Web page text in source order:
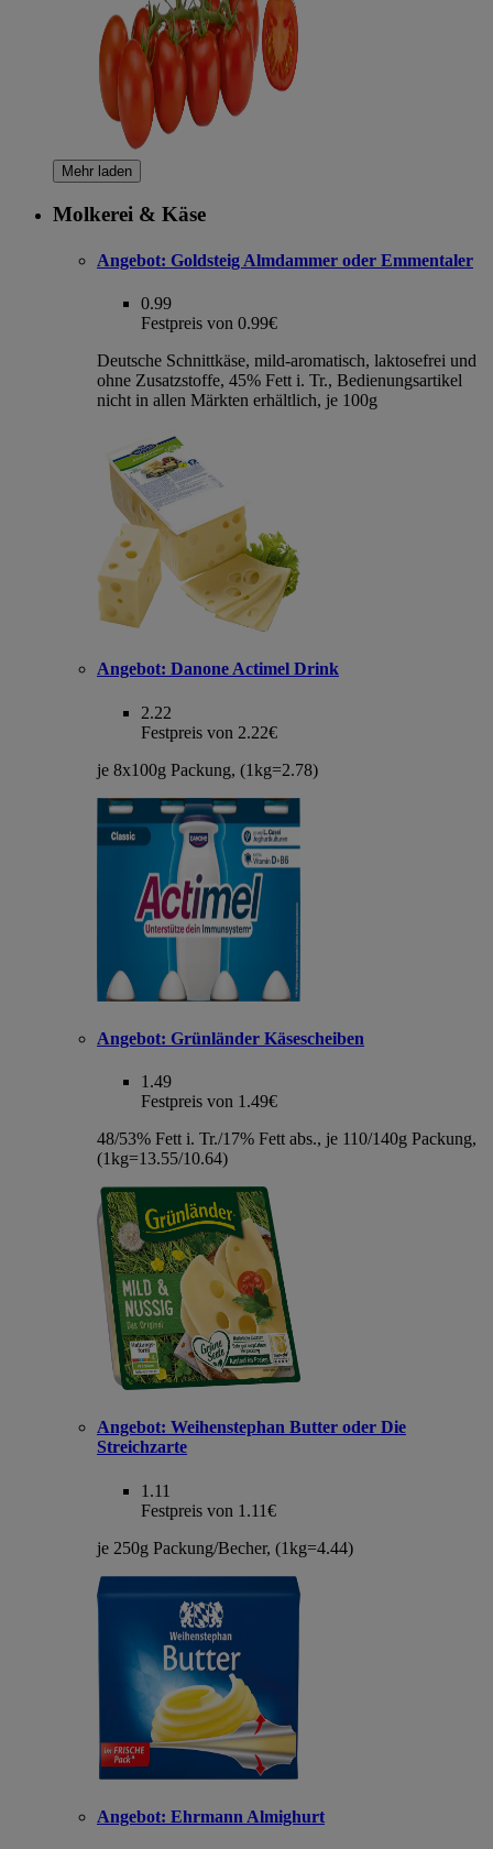
Mehr laden
Molkerei & Käse
Angebot: Goldsteig Almdammer oder Emmentaler
0.99
Festpreis von 0.99€
Deutsche Schnittkäse, mild-aromatisch, laktosefrei und
ohne Zusatzstoffe, 45% Fett i. Tr., Bedienungsartikel
nicht in allen Märkten erhältlich, je 100g
Angebot: Danone Actimel Drink
2.22
Festpreis von 2.22€
je 8x100g Packung, (1kg=2.78)
Angebot: Grünländer Käsescheiben
1.49
Festpreis von 1.49€
48/53% Fett i. Tr./17% Fett abs., je 110/140g Packung,
(1kg=13.55/10.64)
Angebot: Weihenstephan Butter oder Die
Streichzarte
1.11
Festpreis von 1.11€
je 250g Packung/Becher, (1kg=4.44)
Angebot: Ehrmann Almighurt